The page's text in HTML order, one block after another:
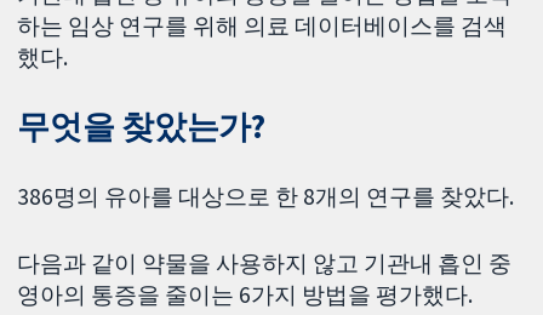
하는 임상 연구를 위해 의료 데이터베이스를 검색
했다.
무엇을 찾았는가?
386명의 유아를 대상으로 한 8개의 연구를 찾았다.
다음과 같이 약물을 사용하지 않고 기관내 흡인 중
영아의 통증을 줄이는 6가지 방법을 평가했다.